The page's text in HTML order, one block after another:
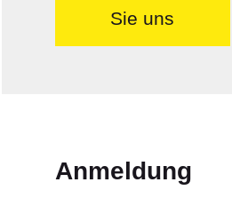
Sie uns
Anmeldung